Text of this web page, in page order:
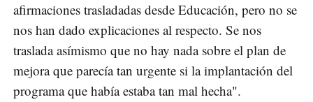
afirmaciones trasladadas desde Educación, pero no se
nos han dado explicaciones al respecto. Se nos
traslada asímismo que no hay nada sobre el plan de
mejora que parecía tan urgente si la implantación del
programa que había estaba tan mal hecha".